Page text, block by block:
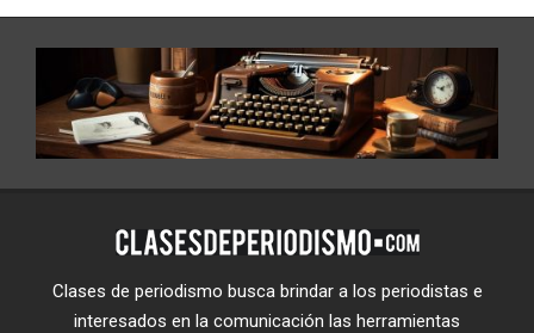
Clases de periodismo busca brindar a los periodistas e
interesados en la comunicación las herramientas